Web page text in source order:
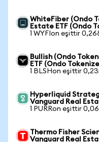
WhiteFiber (Ondo
Estate ETF (Ondo
1 WYFIon eşittir
Bullish (Ondo
ETF (Ondo
1 BLSHon eşittir
Hyperliquid
Vanguard Real
1 PURRon eşittir
Thermo Fisher
Vanguard Real